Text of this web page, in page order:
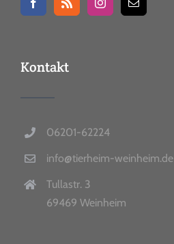
Kontakt
06201-62224
info@tierheim-weinheim.de
Tullastr. 3
69469 Weinheim